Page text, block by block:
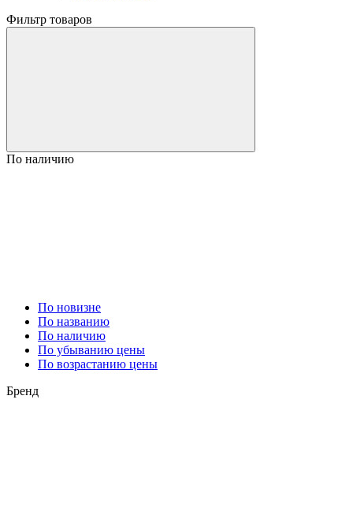
Фильтр товаров
По наличию
По новизне
По названию
По наличию
По убыванию цены
По возрастанию цены
Бренд